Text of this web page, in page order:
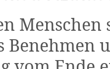
Menschen
Benehmen